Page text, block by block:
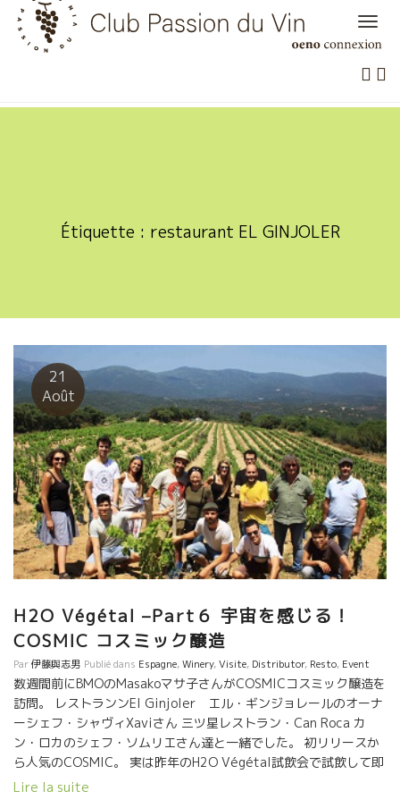
Skip
content
Étiquette : restaurant EL GINJOLER
21
Août
H2O Végétal –Part６ 宇宙を感じる！
COSMIC コスミック醸造
Par伊藤與志男 Publié dans Espagne,Winery,Visite, Distributor, Resto, Event
数週間前にBMOのMasakoマサ子さんがCOSMICコスミック醸造を
訪問。 レストランンEl Ginjoler エル・ギンジョレールのオーナ
ーシェフ・シャヴィXaviさん 三ツ星レストラン・Can Roca カ
ン・ロカのシェフ・ソムリエさん達と一緒でした。 初リリースか
ら人気のCOSMIC。 実は昨年のH2O Végétal試飲会で試飲して即
訪問したのですが、 その時すでに、すべて売り切れだった！ １６
Lire la suite